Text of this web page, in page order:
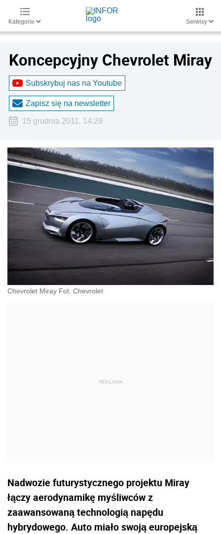
Kategorie Serwisy
Koncepcyjny Chevrolet Miray
Subskrybuj nas na Youtube
Zapisz się na newsletter
15 grudnia 2011, 14:29
Chevrolet Miray Fot. Chevrolet
Nadwozie futurystycznego projektu Miray
łączy aerodynamikę myśliwców z
zaawansowaną technologią napędu
hybrydowego. Auto miało swoją europejską